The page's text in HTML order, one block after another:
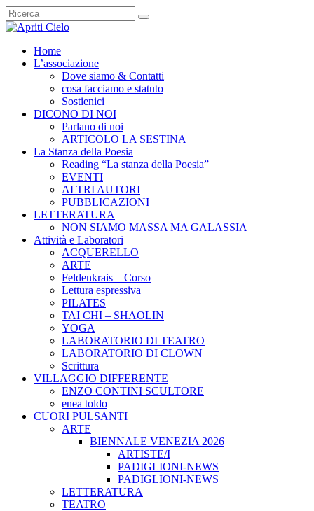
Home
L’associazione
Dove siamo & Contatti
cosa facciamo e statuto
Sostienici
DICONO DI NOI
Parlano di noi
ARTICOLO LA SESTINA
La Stanza della Poesia
Reading “La stanza della Poesia”
EVENTI
ALTRI AUTORI
PUBBLICAZIONI
LETTERATURA
NON SIAMO MASSA MA GALASSIA
Attività e Laboratori
ACQUERELLO
ARTE
Feldenkrais – Corso
Lettura espressiva
PILATES
TAI CHI – SHAOLIN
YOGA
LABORATORIO DI TEATRO
LABORATORIO DI CLOWN
Scrittura
VILLAGGIO DIFFERENTE
ENZO CONTINI SCULTORE
enea toldo
CUORI PULSANTI
ARTE
BIENNALE VENEZIA 2026
ARTISTE/I
PADIGLIONI-NEWS
PADIGLIONI-NEWS
LETTERATURA
TEATRO